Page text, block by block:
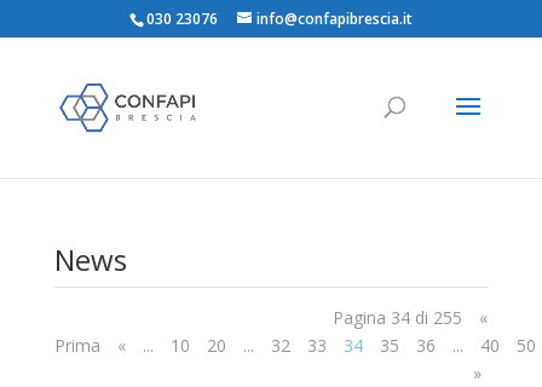
030 23076 info@confapibrescia.it
News
Pagina 34 di 255
«
Prima
« ... 10 20 ... 32 33 34 35 36 ... 40
50
»